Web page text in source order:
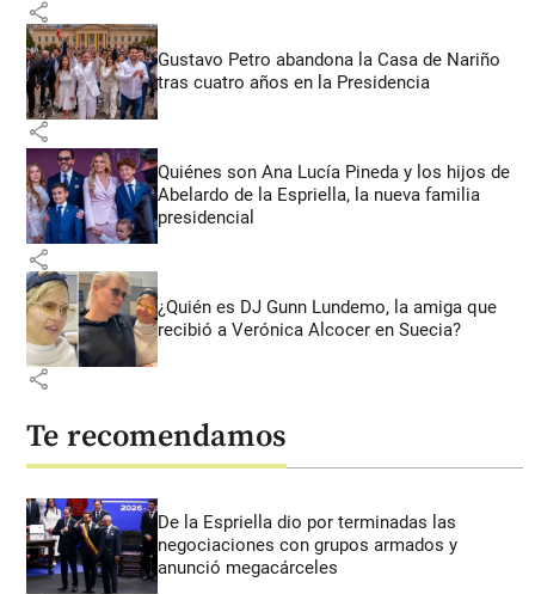
share
Gustavo Petro abandona la Casa de Nariño
tras cuatro años en la Presidencia
share
Quiénes son Ana Lucía Pineda y los hijos de
Abelardo de la Espriella, la nueva familia
presidencial
share
¿Quién es DJ Gunn Lundemo, la amiga que
recibió a Verónica Alcocer en Suecia?
share
Te recomendamos
De la Espriella dio por terminadas las
negociaciones con grupos armados y
anunció megacárceles